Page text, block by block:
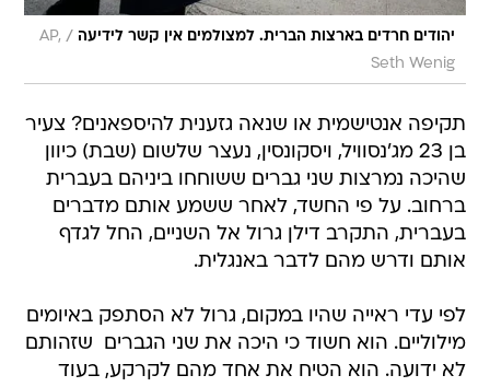
יהודים חרדים בארצות הברית. למצולמים אין קשר לידיעה /
AP,
Seth Wenig
תקיפה אנטישמית או שנאה גזענית להיספאנים? צעיר
בן 23 מג'נסוויל, ויסקונסין, נעצר שלשום (שבת) כיוון
שהיכה נמרצות שני גברים ששוחחו ביניהם בעברית
ברחוב. על פי החשד, לאחר ששמע אותם מדברים
בעברית, התקרב דילן גרול אל השניים, החל לגדף
אותם ודרש מהם לדבר באנגלית.
לפי עדי ראייה שהיו במקום, גרול לא הסתפק באיומים
מילוליים. הוא חשוד כי היכה את שני הגברים  שזהותם
לא ידועה. הוא הטיח את אחד מהם לקרקע, בעוד